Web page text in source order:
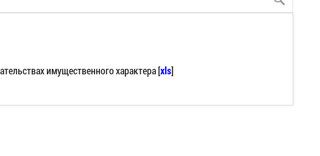
имущественного характера [xls]